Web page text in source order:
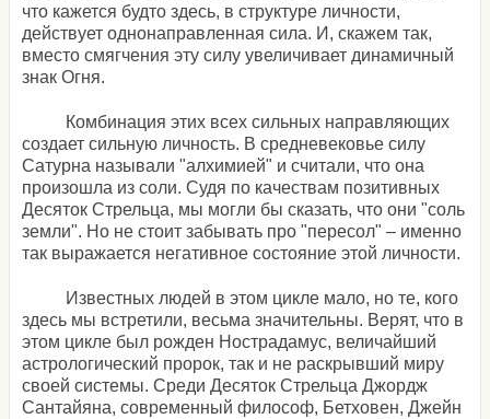
что кажется будто здесь, в структуре личности,
действует однонаправленная сила. И, скажем так,
вместо смягчения эту силу увеличивает динамичный
знак Огня.
Комбинация этих всех сильных направляющих
создает сильную личность. В средневековье силу
Сатурна называли "алхимией" и считали, что она
произошла из соли. Судя по качествам позитивных
Десяток Стрельца, мы могли бы сказать, что они "соль
земли". Но не стоит забывать про "пересол" – именно
так выражается негативное состояние этой личности.
Известных людей в этом цикле мало, но те, кого
здесь мы встретили, весьма значительны. Верят, что в
этом цикле был рожден Нострадамус, величайший
астрологический пророк, так и не раскрывший миру
своей системы. Среди Десяток Стрельца Джордж
Сантайяна, современный философ, Бетховен, Джейн